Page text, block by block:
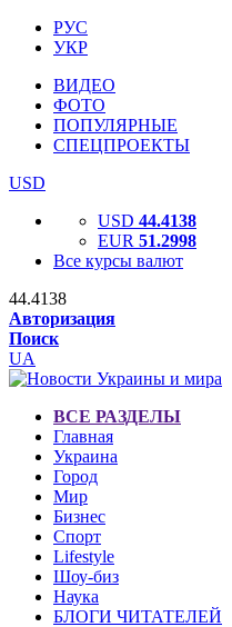
РУС
УКР
ВИДЕО
ФОТО
ПОПУЛЯРНЫЕ
СПЕЦПРОЕКТЫ
USD
USD 44.4138
EUR 51.2998
Все курсы валют
44.4138
Авторизация
Поиск
UA
ВСЕ РАЗДЕЛЫ
Главная
Украина
Город
Мир
Бизнес
Спорт
Lifestyle
Шоу-биз
Наука
БЛОГИ ЧИТАТЕЛЕЙ